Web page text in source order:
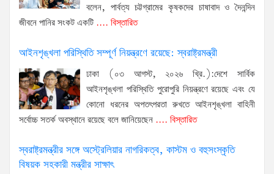
বলেন, পার্বত্য চট্টগ্রামের কৃষকদের চাষাবাদ ও দৈনন্দিন
জীবনে পানির সংকট একটি .... বিস্তারিত
আইনশৃঙ্খলা পরিস্থিতি সম্পূর্ণ নিয়ন্ত্রণে রয়েছে: স্বরাষ্ট্রমন্ত্রী
ঢাকা (০৩ আগস্ট, ২০২৬ খ্রি.):দেশে সার্বিক
আইনশৃঙ্খলা পরিস্থিতি পুরোপুরি নিয়ন্ত্রণে রয়েছে এবং যে
কোনো ধরনের অপতৎপরতা রুখতে আইনশৃঙ্খলা বাহিনী
সর্বোচ্চ সতর্ক অবস্থানে রয়েছে বলে জানিয়েছেন .... বিস্তারিত
স্বরাষ্ট্রমন্ত্রীর সঙ্গে অস্ট্রেলিয়ার নাগরিকত্ব, কাস্টম ও বহুসংস্কৃতি
বিষয়ক সহকারী মন্ত্রীর সাক্ষাৎ